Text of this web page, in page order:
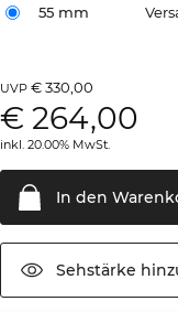
55 mm
UVP€ 330,00
€264,00
inkl. 20.00% MwSt.
In den
Sehstärke